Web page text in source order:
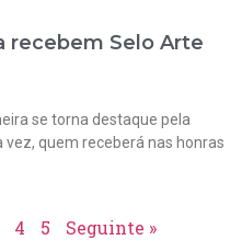
recebem Selo Arte
se torna destaque pela
quem receberá nas honras
4 5 Seguinte »